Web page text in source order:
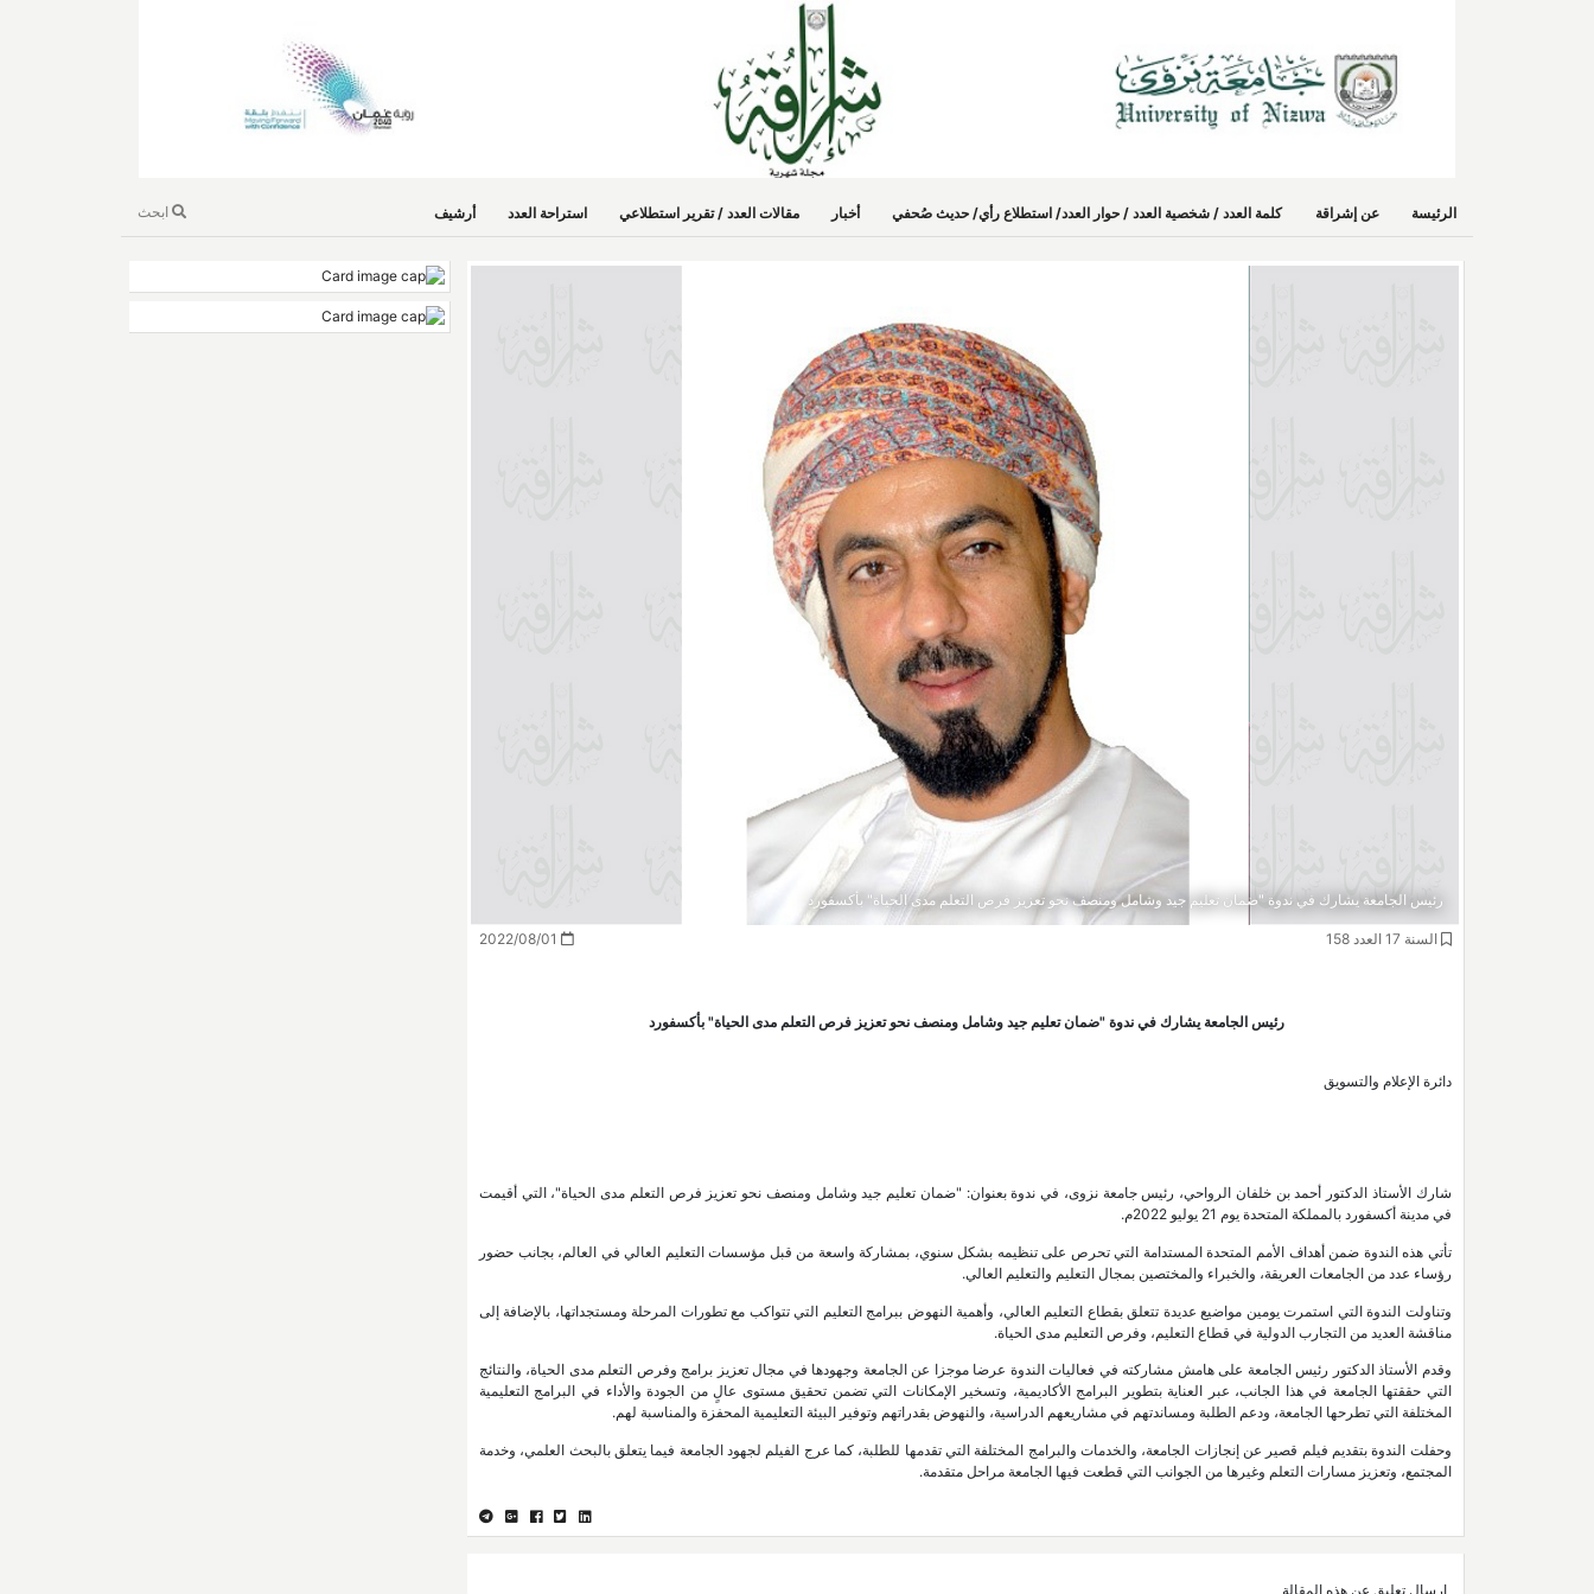
الرئيسة عن إشراقة كلمة العدد / شخصية العدد / حوار العدد/ استطلاع رأي/ حديث صُحفي أخبار مقالات العدد / تقرير استطلاعي استراحة العدد أرشيف ابحث
رئيس الجامعة يشارك في ندوة "ضمان تعليم جيد وشامل ومنصف نحو تعزيز فرص التعلم مدى الحياة" بأكسفورد
السنة 17 العدد 158
رئيس الجامعة يشارك في ندوة "ضمان تعليم جيد وشامل ومنصف نحو تعزيز فرص التعلم مدى الحياة" بأكسفورد
دائرة الإعلام والتسويق
شارك الأستاذ الدكتور أحمد بن خلفان الرواحي، رئيس جامعة نزوى، في ندوة بعنوان: "ضمان تعليم جيد وشامل ومنصف نحو تعزيز فرص التعلم مدى الحياة"، التي أقيمت
في مدينة أكسفورد بالمملكة المتحدة يوم 21 يوليو 2022م.
تأتي هذه الندوة ضمن أهداف الأمم المتحدة المستدامة التي تحرص على تنظيمه بشكل سنوي، بمشاركة واسعة من قبل مؤسسات التعليم العالي في العالم، بجانب حضور
رؤساء عدد من الجامعات العريقة، والخبراء والمختصين بمجال التعليم والتعليم العالي.
وتناولت الندوة التي استمرت يومين مواضيع عديدة تتعلق بقطاع التعليم العالي، وأهمية النهوض ببرامج التعليم التي تتواكب مع تطورات المرحلة ومستجداتها، بالإضافة إلى
مناقشة العديد من التجارب الدولية في قطاع التعليم، وفرص التعليم مدى الحياة.
وقدم الأستاذ الدكتور رئيس الجامعة على هامش مشاركته في فعاليات الندوة عرضا موجزا عن الجامعة وجهودها في مجال تعزيز برامج وفرص التعلم مدى الحياة، والنتائج
التي حققتها الجامعة في هذا الجانب، عبر العناية بتطوير البرامج الأكاديمية، وتسخير الإمكانات التي تضمن تحقيق مستوى عالٍ من الجودة والأداء في البرامج التعليمية
المختلفة التي تطرحها الجامعة، ودعم الطلبة ومساندتهم في مشاريعهم الدراسية، والنهوض بقدراتهم وتوفير البيئة التعليمية المحفزة والمناسبة لهم.
وحفلت الندوة بتقديم فيلم قصير عن إنجازات الجامعة، والخدمات والبرامج المختلفة التي تقدمها للطلبة، كما عرج الفيلم لجهود الجامعة فيما يتعلق بالبحث العلمي، وخدمة
المجتمع، وتعزيز مسارات التعلم وغيرها من الجوانب التي قطعت فيها الجامعة مراحل متقدمة.
إرسال تعليق عن هذه المقالة